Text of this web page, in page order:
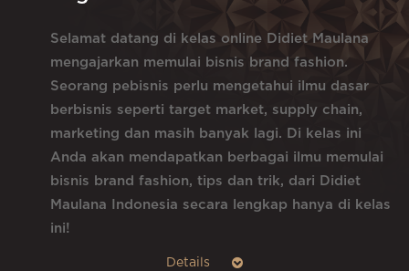
Selamat datang di kelas online Didiet Maulana
mengajarkan memulai bisnis brand fashion.
Seorang pebisnis perlu mengetahui ilmu dasar
berbisnis seperti target market, supply chain,
marketing dan masih banyak lagi. Di kelas ini
Anda akan mendapatkan berbagai ilmu memulai
bisnis brand fashion, tips dan trik, dari Didiet
Maulana Indonesia secara lengkap hanya di kelas
ini!